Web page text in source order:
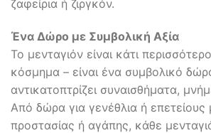
ζαφείρια ή ζιργκόν.
Ένα Δώρο με Συμβολική Αξία
Το μενταγιόν είναι κάτι
κόσμημα – είναι ένα συμβολικό
αντικατοπτρίζει συναισθήματα,
Από δώρα για γενέθλια ή επετείους
προστασίας ή αγάπης, κάθε